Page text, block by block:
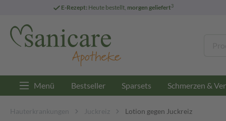
E-Rezept: Heute bestellt, morgen geliefert3
Menü Bestseller Sparsets Schmerzen &
Hauterkrankungen Juckreiz Lotion gegen Juckreiz